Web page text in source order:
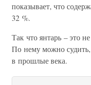
показывает, что
32 %.
Так что янтарь – это
По нему можно
в прошлые века.